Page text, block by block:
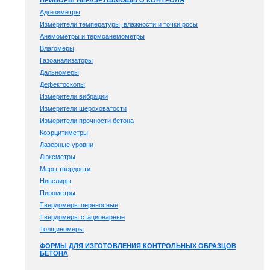
Адгезиметры
Измерители температуры, влажности и точки росы
Анемометры и термоанемометры
Влагомеры
Газоанализаторы
Дальномеры
Дефектоскопы
Измерители вибрации
Измерители шероховатости
Измерители прочности бетона
Коэрцитиметры
Лазерные уровни
Люксметры
Меры твердости
Нивелиры
Пирометры
Твердомеры переносные
Твердомеры стационарные
Толщиномеры
ФОРМЫ ДЛЯ ИЗГОТОВЛЕНИЯ КОНТРОЛЬНЫХ ОБРАЗЦОВ
БЕТОНА